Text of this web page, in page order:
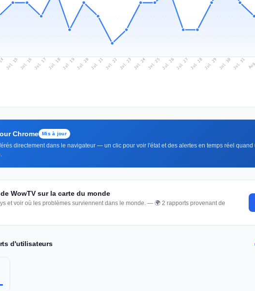
Jul 15 Jul 16 Jul 17 Jul 18Jul 19 Jul 20 Jul 21 Jul 22 Jul 23 Jul 24 Jul 25 Jul 26Jul 27 Jul 28Jul 29 Jul 30 Jul 31
Chrome Mis à jour
directement dans le navigateur — un clic pour voir l'état et des alertes en temps réel quand
WowTV sur la carte du monde
et voir où les problèmes surviennent dans le monde. — 🌍 2 rapports provenant de
d'utilisateurs